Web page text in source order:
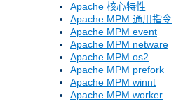
Apache 核心特性
Apache MPM 通用指令
Apache MPM event
Apache MPM netware
Apache MPM os2
Apache MPM prefork
Apache MPM winnt
Apache MPM worker